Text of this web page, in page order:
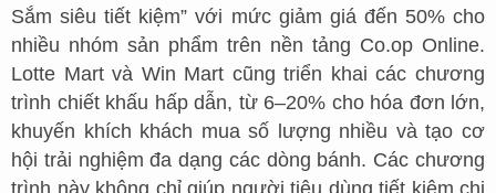
Sắm siêu tiết kiệm” với mức giảm giá đến 50% cho
nhiều nhóm sản phẩm trên nền tảng Co.op Online.
Lotte Mart và Win Mart cũng triển khai các chương
trình chiết khấu hấp dẫn, từ 6–20% cho hóa đơn lớn,
khuyến khích khách mua số lượng nhiều và tạo cơ
hội trải nghiệm đa dạng các dòng bánh. Các chương
trình này không chỉ giúp người tiêu dùng tiết kiệm chi